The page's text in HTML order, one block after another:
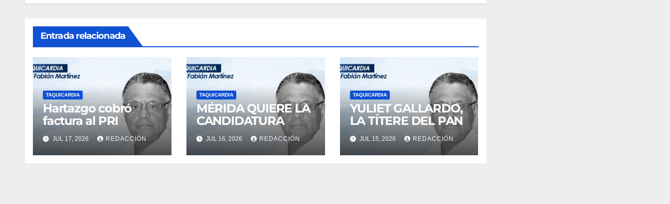
Entrada relacionada
TAQUICARDIA
Hartazgo cobró
factura al PRI
JUL 17, 2026 REDACCIÓN
TAQUICARDIA
MÉRIDA QUIERE LA
CANDIDATURA
JUL 16, 2026 REDACCIÓN
TAQUICARDIA
YULIET GALLARDO,
LA TÍTERE DEL PAN
JUL 15, 2026 REDACCIÓN